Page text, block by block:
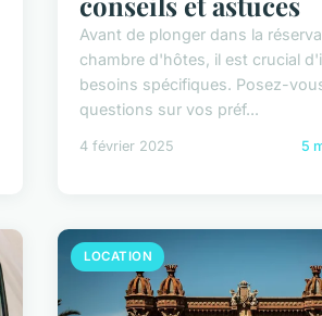
Avant de plonger dans la
chambre d'hôtes, il est crucial
besoins spécifiques. Posez-
questions sur vos préf...
4 février 2025 5
LOCATION